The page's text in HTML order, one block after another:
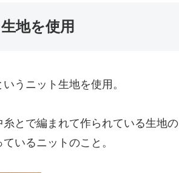
地を使用
うニット生地を使用。
とで編まれて作られている生地の
いるニットのこと。